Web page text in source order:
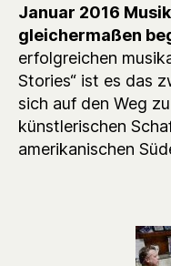
Januar 2016
gleichermaßen
erfolgreichen
Stories“ ist es das
sich auf den Weg
künstlerischen
amerikanischen